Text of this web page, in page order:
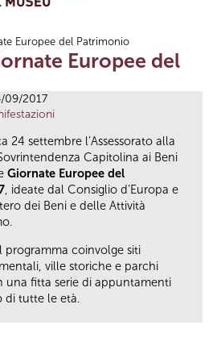
Europee del Patrimonio
Europee del
09/2017
24 settembre l’Assessorato alla
Capitolina ai Beni
Giornate Europee del
, ideate dal Consiglio d’Europa e
dei Beni e delle Attività
programma coinvolge siti
ville storiche e parchi
una fitta serie di appuntamenti
di tutte le età.